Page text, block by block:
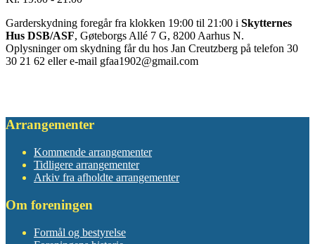
Garderskydning foregår fra klokken 19:00 til 21:00 i Skytternes
Hus DSB/ASF, Gøteborgs Allé 7 G, 8200 Aarhus N.
Oplysninger om skydning får du hos Jan Creutzberg på telefon 30
30 21 62 eller e-mail gfaa1902@gmail.com
Arrangementer
Kommende arrangementer
Tidligere arrangementer
Arkiv fra afholdte arrangementer
Om foreningen
Formål og bestyrelse